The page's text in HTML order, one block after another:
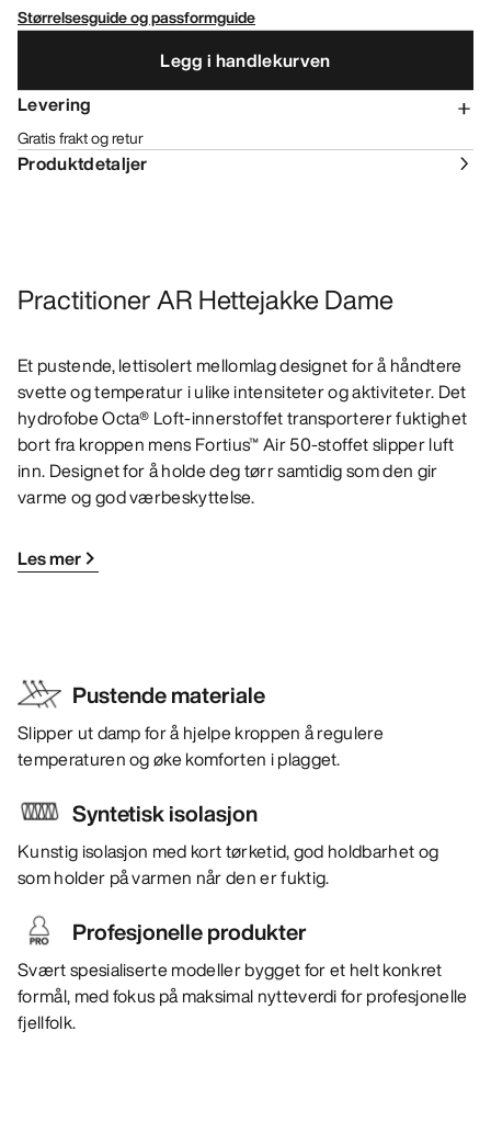
Størrelsesguide og passformguide
Legg i handlekurven
Levering
Gratis frakt og retur
Produktdetaljer
Practitioner AR Hettejakke Dame
Et pustende, lettisolert mellomlag designet for å håndtere
svette og temperatur i ulike intensiteter og aktiviteter. Det
hydrofobe Octa® Loft-innerstoffet transporterer fuktighet
bort fra kroppen mens Fortius™ Air 50-stoffet slipper luft
inn. Designet for å holde deg tørr samtidig som den gir
varme og god værbeskyttelse.
Les mer
Pustende materiale
Slipper ut damp for å hjelpe kroppen å regulere
temperaturen og øke komforten i plagget.
Syntetisk isolasjon
Kunstig isolasjon med kort tørketid, god holdbarhet og
som holder på varmen når den er fuktig.
Profesjonelle produkter
Svært spesialiserte modeller bygget for et helt konkret
formål, med fokus på maksimal nytteverdi for profesjonelle
fjellfolk.